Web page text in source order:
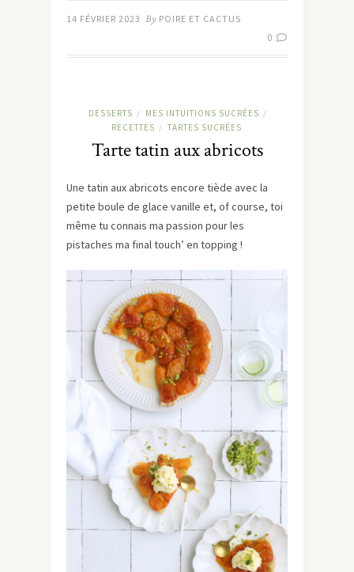
14 FÉVRIER 2023 By POIRE ET CACTUS
0
DESSERTS / MES INTUITIONS SUCRÉES /
RECETTES / TARTES SUCRÉES
Tarte tatin aux abricots
Une tatin aux abricots encore tiède avec la
petite boule de glace vanille et, of course, toi
même tu connais ma passion pour les
pistaches ma final touch’ en topping !